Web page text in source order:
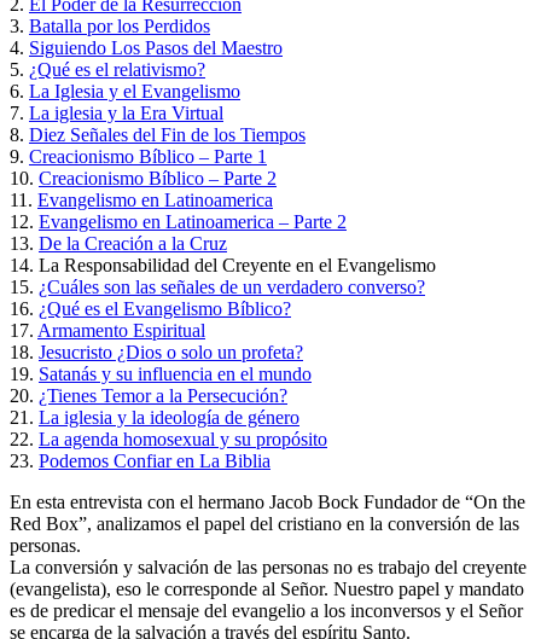
3. Batalla por los Perdidos
4. Siguiendo Los Pasos del Maestro
5. ¿Qué es el relativismo?
6. La Iglesia y el Evangelismo
7. La iglesia y la Era Virtual
8. Diez Señales del Fin de los Tiempos
9. Creacionismo Bíblico – Parte 1
10. Creacionismo Bíblico – Parte 2
11. Evangelismo en Latinoamerica
12. Evangelismo en Latinoamerica – Parte 2
13. De la Creación a la Cruz
14. La Responsabilidad del Creyente en el Evangelismo
15. ¿Cuáles son las señales de un verdadero converso?
16. ¿Qué es el Evangelismo Bíblico?
17. Armamento Espiritual
18. Jesucristo ¿Dios o solo un profeta?
19. Satanás y su influencia en el mundo
20. ¿Tienes Temor a la Persecución?
21. La iglesia y la ideología de género
22. La agenda homosexual y su propósito
23. Podemos Confiar en La Biblia
En esta entrevista con el hermano Jacob Bock Fundador de “On the
Red Box”, analizamos el papel del cristiano en la conversión de las
personas.
La conversión y salvación de las personas no es trabajo del creyente
(evangelista), eso le corresponde al Señor. Nuestro papel y mandato
es de predicar el mensaje del evangelio a los inconversos y el Señor
se encarga de la salvación a través del espíritu Santo.